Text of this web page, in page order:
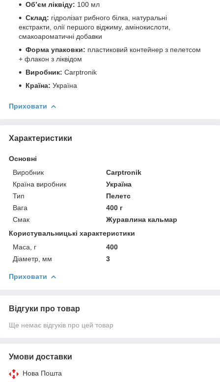
Обʼєм ліквіду: 100 мл
Склад: гідролізат рибного білка, натуральні
екстракти, олії першого віджиму, амінокислоти,
смакоароматичні добавки
Форма упаковки: пластиковий контейнер з пелетсом
+ флакон з ліквідом
Виробник: Carptronik
Країна: Україна
Приховати
Характеристики
Основні
Виробник
Carptronik
Країна виробник
Україна
Тип
Пелетс
Вага
400 г
Смак
Журавлина кальмар
Користувальницькі характеристики
Маса, г
400
Діаметр, мм
3
Приховати
Відгуки про товар
Ще немає відгуків про цей товар
Умови доставки
Нова Пошта